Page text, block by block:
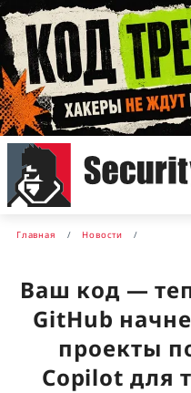
Главная Новости
Ваш код —
GitHub
проекты
Copilot для